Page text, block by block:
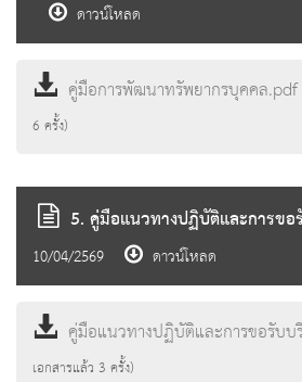
ดาวน์โหลด
คู่มือการพัฒนาทรัพยากรบุคคล.pdf
6 ครั้ง)
5. คู่มือแนวทางปฏิบัติและการขอ
10/04/2569
ดาวน์โหลด
คู่มือแนวทางปฏิบัติและการขอรับบ
เอกสารแล้ว 3 ครั้ง)